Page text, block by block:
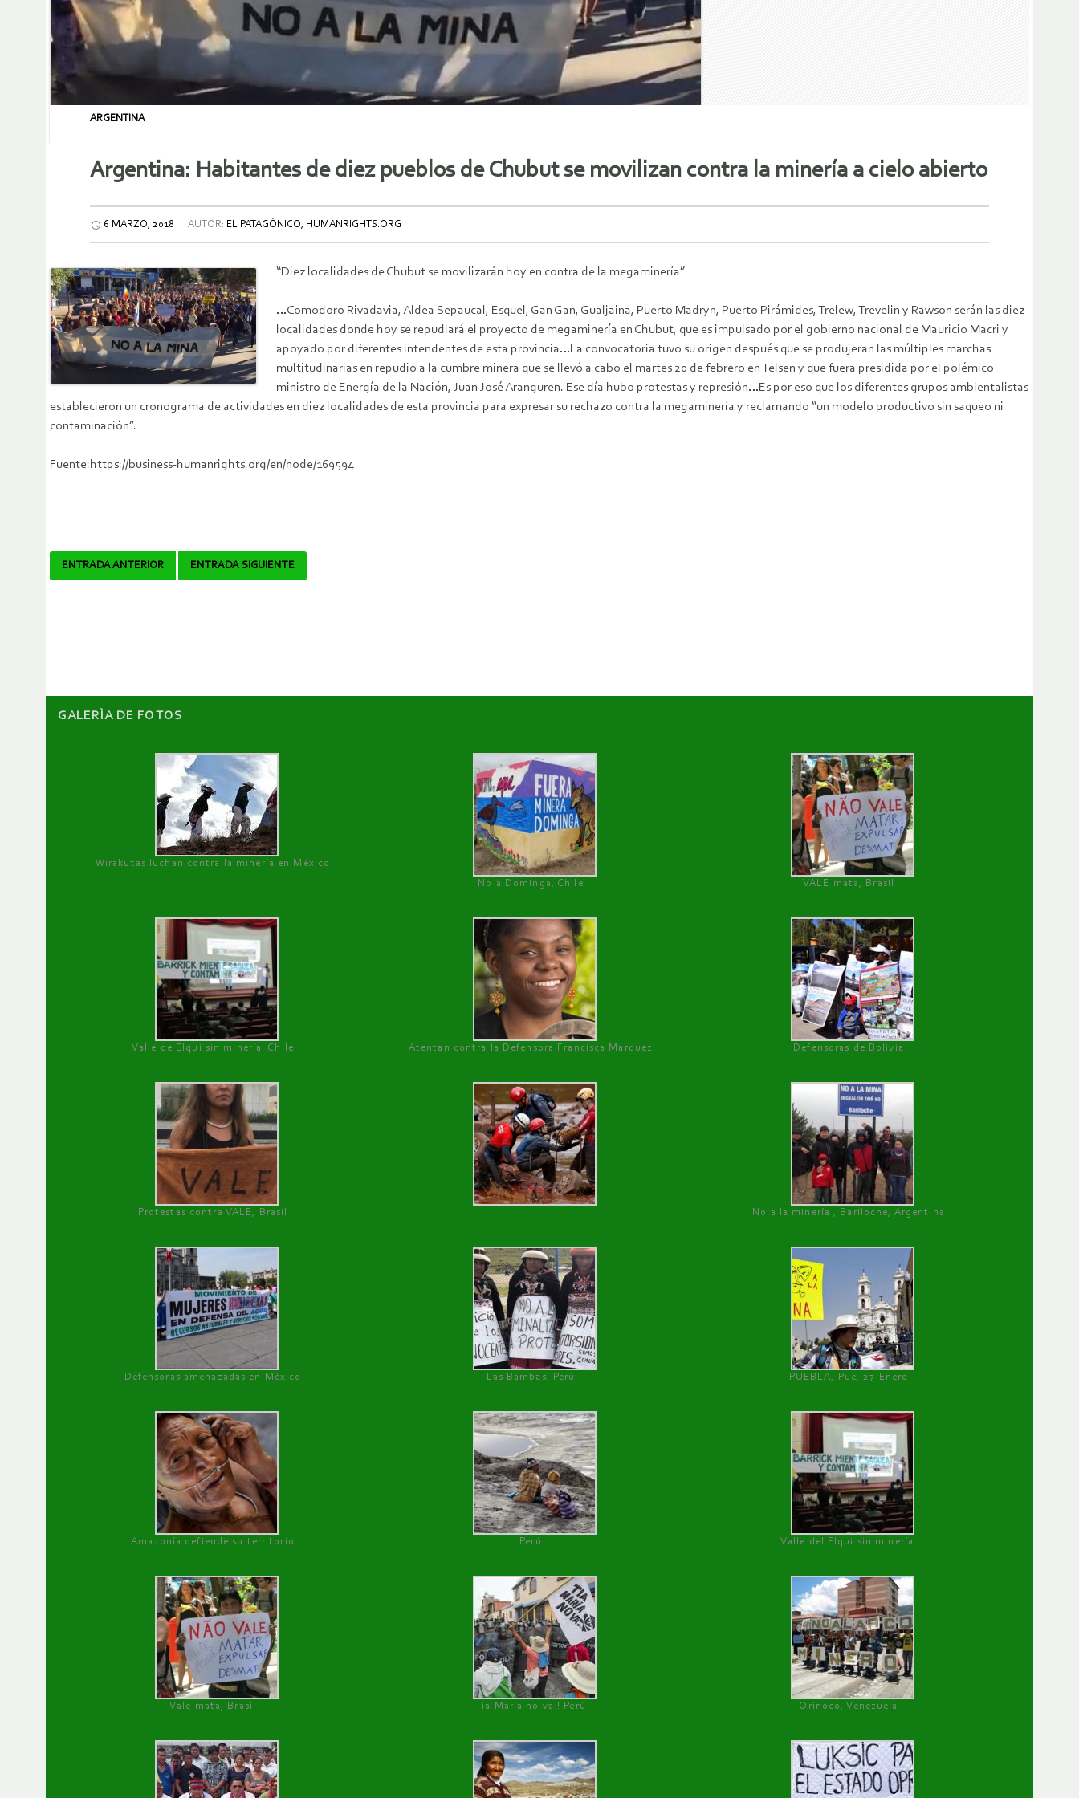
ARGENTINA
Argentina: Habitantes de diez pueblos de Chubut se movilizan contra la minería a cielo abierto
6 MARZO, 2018 AUTOR: EL PATAGÓNICO, HUMANRIGHTS.ORG
“Diez localidades de Chubut se movilizarán hoy en contra de la megaminería”
…Comodoro Rivadavia, Aldea Sepaucal, Esquel, Gan Gan, Gualjaina, Puerto Madryn, Puerto Pirámides, Trelew, Trevelin y Rawson serán las diez
localidades donde hoy se repudiará el proyecto de megaminería en Chubut, que es impulsado por el gobierno nacional de Mauricio Macri y
apoyado por diferentes intendentes de esta provincia…La convocatoria tuvo su origen después que se produjeran las múltiples marchas
multitudinarias en repudio a la cumbre minera que se llevó a cabo el martes 20 de febrero en Telsen y que fuera presidida por el polémico
ministro de Energía de la Nación, Juan José Aranguren. Ese día hubo protestas y represión…Es por eso que los diferentes grupos ambientalistas
establecieron un cronograma de actividades en diez localidades de esta provincia para expresar su rechazo contra la megaminería y reclamando “un modelo productivo sin saqueo ni
contaminación”.
Fuente:https://business-humanrights.org/en/node/169594
Navegador
ENTRADA ANTERIOR ENTRADA SIGUIENTE
GALERÌA DE FOTOS
Wirakutas luchan contra la minería en México
No a Dominga, Chile
VALE mata, Brasil
Valle de Elqui sin minería. Chile Atentan contra la Defensora Francisca Márquez Defensoras de Bolivia
Protestas contra VALE, Brasil No a la minería , Bariloche, Argentina
Defensoras amenazadas en México Las Bambas, Perú PUEBLA, Pue, 27 Enero
Amazonía defiende su territorio Perú Valle del Elqui sin minería.
Vale mata, Brasil Tía María no va ! Perú Orinoco, Venezuela